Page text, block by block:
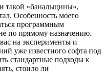
такой «банальщины»,
Особенность моего
программным
по прямому назначению.
на эксперименты и
уже известного софта под
стандартные подходы к
стоило ли